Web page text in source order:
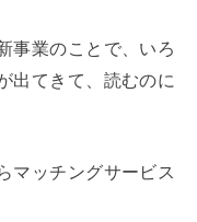
事業のことで、いろ
出てきて、読むのに
マッチングサービス